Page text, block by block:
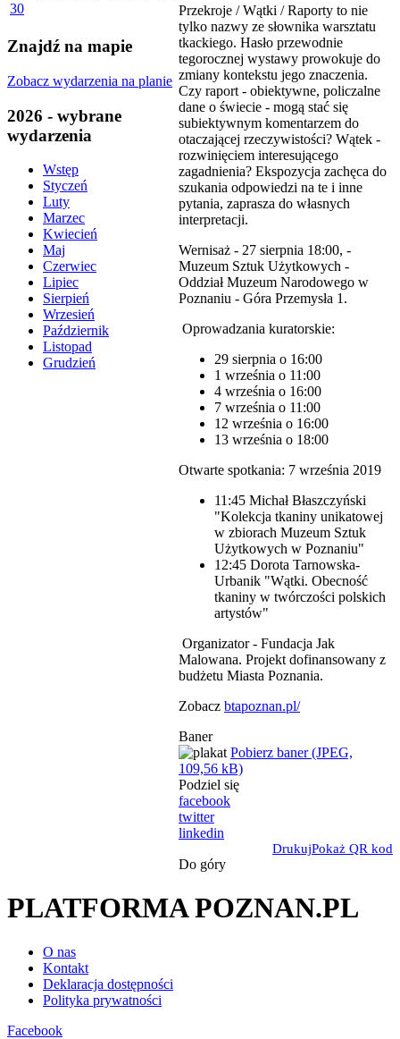
30
Znajdź na mapie
Zobacz wydarzenia na planie
2026 - wybrane
wydarzenia
Wstęp
Styczeń
Luty
Marzec
Kwiecień
Maj
Czerwiec
Lipiec
Sierpień
Wrzesień
Październik
Listopad
Grudzień
Przekroje / Wątki / Raporty to nie
tylko nazwy ze słownika warsztatu
tkackiego. Hasło przewodnie
tegorocznej wystawy prowokuje do
zmiany kontekstu jego znaczenia.
Czy raport - obiektywne, policzalne
dane o świecie - mogą stać się
subiektywnym komentarzem do
otaczającej rzeczywistości? Wątek -
rozwinięciem interesującego
zagadnienia? Ekspozycja zachęca do
szukania odpowiedzi na te i inne
pytania, zaprasza do własnych
interpretacji.
Wernisaż - 27 sierpnia 18:00, -
Muzeum Sztuk Użytkowych -
Oddział Muzeum Narodowego w
Poznaniu - Góra Przemysła 1.
Oprowadzania kuratorskie:
29 sierpnia o 16:00
1 września o 11:00
4 września o 16:00
7 września o 11:00
12 września o 16:00
13 września o 18:00
Otwarte spotkania: 7 września 2019
11:45 Michał Błaszczyński
"Kolekcja tkaniny unikatowej
w zbiorach Muzeum Sztuk
Użytkowych w Poznaniu"
12:45 Dorota Tarnowska-
Urbanik "Wątki. Obecność
tkaniny w twórczości polskich
artystów"
Organizator - Fundacja Jak
Malowana. Projekt dofinansowany z
budżetu Miasta Poznania.
Zobacz btapoznan.pl/
Baner
Pobierz baner (JPEG,
109,56 kB)
Podziel się
facebook
twitter
linkedin
DrukujPokaż QR kod
Do góry
PLATFORMA POZNAN.PL
O nas
Kontakt
Deklaracja dostępności
Polityka prywatności
Facebook